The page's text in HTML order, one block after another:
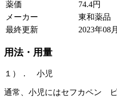
薬価
74.4円
メーカー
東和薬品
最終更新
2023年08
用法・用量
１）． 小児
通常、小児にはセフカペン